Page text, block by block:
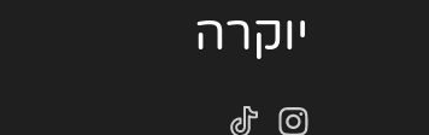
יוקרה